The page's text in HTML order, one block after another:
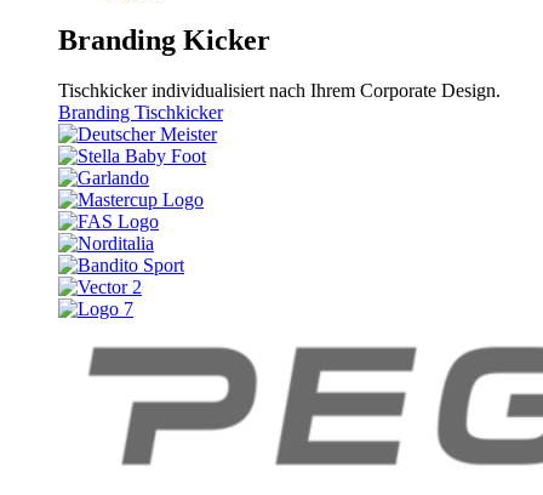
Branding Kicker
Tischkicker individualisiert nach Ihrem Corporate Design.
Branding Tischkicker